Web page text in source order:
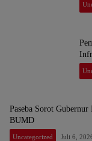
Paseba Sorot
BUMD
Uncategorized Juli 6,